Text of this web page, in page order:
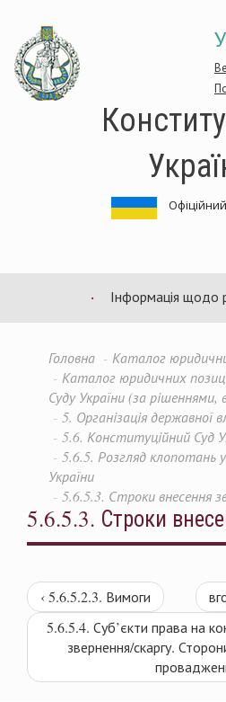
основного
матеріалу
Інформація щодо
Головна
Каталог
Каталог юридичних
Суду України (за рішеннями,
5. Організація державної
5.6. Конституційний Суд
5.6.5. Розгляд клопотань
України
5.6.5.3. Строки внесення
5.6.5.3. Строки
‹ 5.6.5.2.3. Вимоги
5.6.5.4. Суб’єкти права на
звернення/скаргу.